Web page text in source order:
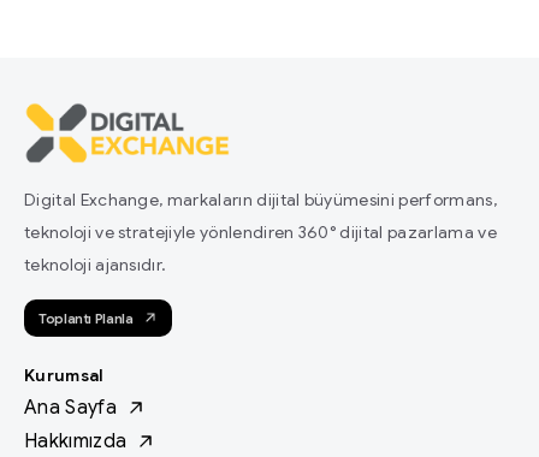
Digital Exchange, markaların dijital büyümesini performans,
teknoloji ve stratejiyle yönlendiren 360° dijital pazarlama ve
teknoloji ajansıdır.
Toplantı Planla
Kurumsal
Ana Sayfa
Hakkımızda